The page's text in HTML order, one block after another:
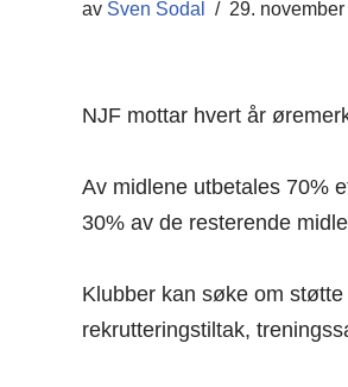
av Sven Sodal 29. november
NJF mottar hvert år
Av midlene utbetales 70%
30% av de resterende
Klubber kan søke om
rekrutteringstiltak,